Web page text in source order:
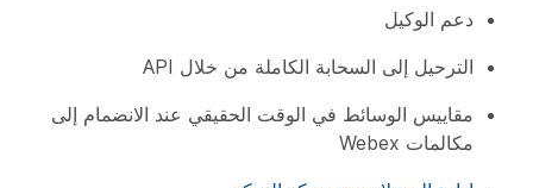
دعم الوكيل
الترحيل إلى السحابة الكاملة من خلال API
مقاييس الوسائط في الوقت الحقيقي عند الانضمام إلى
مكالمات Webex